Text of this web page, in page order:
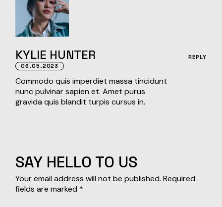
KYLIE HUNTER
06.05.2023
Commodo quis imperdiet massa tincidunt
nunc pulvinar sapien et. Amet purus
gravida quis blandit turpis cursus in.
REPLY
SAY HELLO TO US
Your email address will not be published. Required
fields are marked *